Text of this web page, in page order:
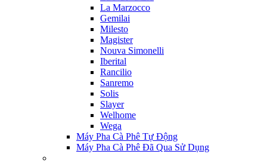
La Marzocco
Gemilai
Milesto
Magister
Nouva Simonelli
Iberital
Rancilio
Sanremo
Solis
Slayer
Welhome
Wega
Máy Pha Cà Phê Tự Động
Máy Pha Cà Phê Đã Qua Sử Dụng